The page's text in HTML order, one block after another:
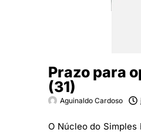
Prazo para
(31)
Aguinaldo Cardoso
O Núcleo do